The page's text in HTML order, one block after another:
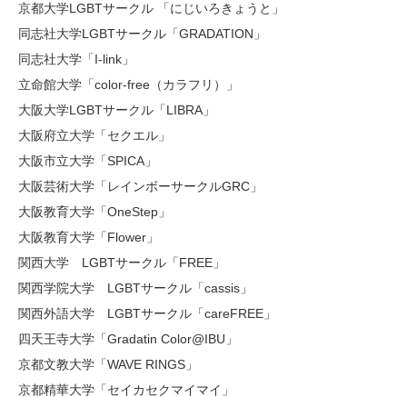
京都大学LGBTサークル 「にじいろきょうと」
同志社大学LGBTサークル「GRADATION」
同志社大学「I-link」
立命館大学「color-free（カラフリ）」
大阪大学LGBTサークル「LIBRA」
大阪府立大学「セクエル」
大阪市立大学「SPICA」
大阪芸術大学「レインボーサークルGRC」
大阪教育大学「OneStep」
大阪教育大学「Flower」
関西大学 LGBTサークル「FREE」
関西学院大学 LGBTサークル「cassis」
関西外語大学 LGBTサークル「careFREE」
四天王寺大学「Gradatin Color@IBU」
京都文教大学「WAVE RINGS」
京都精華大学「セイカセクマイマイ」